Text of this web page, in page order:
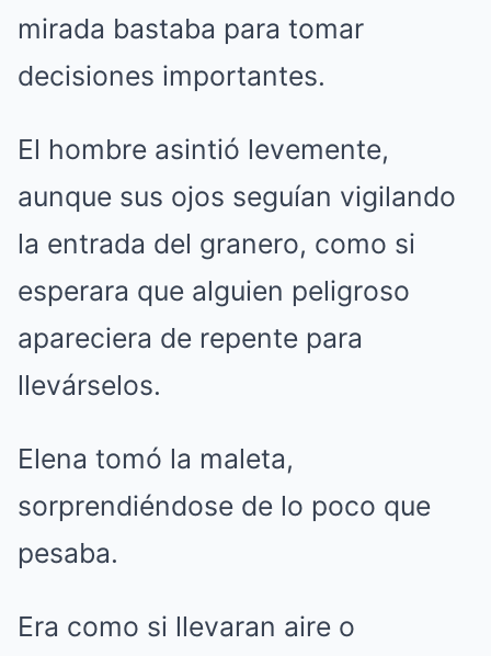
mirada bastaba para tomar
decisiones importantes.
El hombre asintió levemente,
aunque sus ojos seguían vigilando
la entrada del granero, como si
esperara que alguien peligroso
apareciera de repente para
llevárselos.
Elena tomó la maleta,
sorprendiéndose de lo poco que
pesaba.
Era como si llevaran aire o